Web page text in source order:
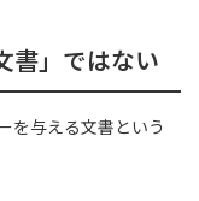
書」ではない
を与える文書という